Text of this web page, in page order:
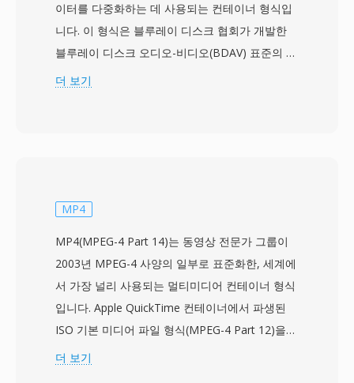
이터를 다중화하는 데 사용되는 컨테이너 형식입
니다. 이 형식은 블루레이 디스크 협회가 개발한
블루레이 디스크 오디오-비디오(BDAV) 표준의 일
부로 사양되었으며, 상용 블루레이 제품은 2006년
가능합니다. 이 확장된 패킷 구조는 디스크 기반
를 유지하는 데 도움이 됩니다. M2TS는
H.264/AVC, MPEG-2, VC-1을 포함한 주요 블루레
이 비디오 코덱과 Dolby TrueHD, DTS-HD
Master Audio, 무손실 서라운드 사운드를 위한
LPCM 등의 오디오 형식을 지원합니다. 이 컨테이
너는 고화질 영상 촬영을 위한 AVCHD 캠코더에
더 보기
MP4
MP4(MPEG-4 Part 14)는 동영상 전문가 그룹이
2003년 MPEG-4 사양의 일부로 표준화한, 세계에
서 가장 널리 사용되는 멀티미디어 컨테이너 형식
입니다. Apple QuickTime 컨테이너에서 파생된
ISO 기본 미디어 파일 형식(MPEG-4 Part 12)을
기반으로 구축되었으며, 사실상 모든 유형의 미디
더 보기